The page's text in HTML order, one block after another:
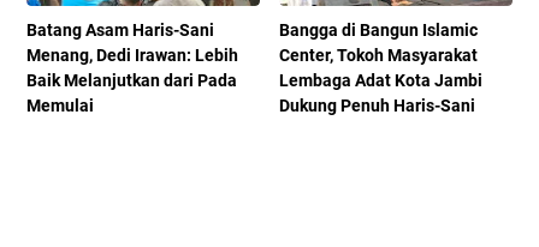
Batang Asam Haris-Sani
Menang, Dedi Irawan: Lebih
Baik Melanjutkan dari Pada
Memulai
Bangga di Bangun Islamic
Center, Tokoh Masyarakat
Lembaga Adat Kota Jambi
Dukung Penuh Haris-Sani